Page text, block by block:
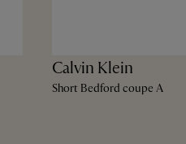
Calvin Klein
Short Bedford coupe A